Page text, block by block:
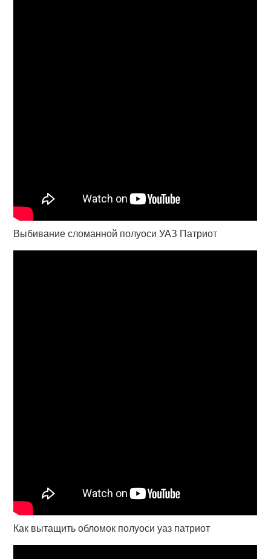
Выбивание сломанной полуоси УАЗ Патриот
Как вытащить обломок полуоси уаз патриот